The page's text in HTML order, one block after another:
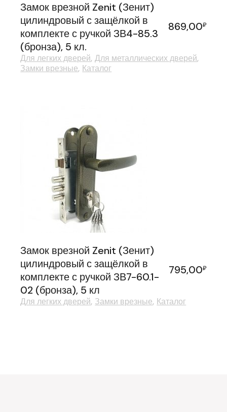
Замок врезной Zenit (Зенит)
цилиндровый с защёлкой в
комплекте с ручкой ЗВ4-85.3
(бронза), 5 кл.
869,00₽
Для легких дверей Для металлических дверей
Замки врезные Каталог
Замок врезной Zenit (Зенит)
цилиндровый с защёлкой в
комплекте с ручкой ЗВ7-60.1-
02 (бронза), 5 кл
795,00₽
Для легких дверей Замки врезные Каталог